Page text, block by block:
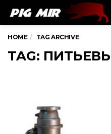
HOME TAG ARCHIVE
TAG: